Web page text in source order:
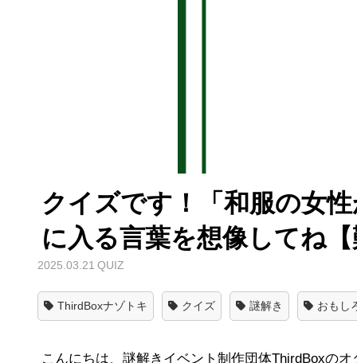
クイズです！「和服の女
に入る言葉を想像してね
2025.03.21 QUIZ
ThirdBoxナゾトキ クイズ 謎解き おもし
こんにちは、謎解きイベント制作団体ThirdBoxの